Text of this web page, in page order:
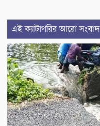
এই ক্যাটাগরির আরো সংবাদ